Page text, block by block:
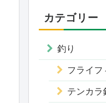
カテゴリー
釣り
フライフ
テンカラ